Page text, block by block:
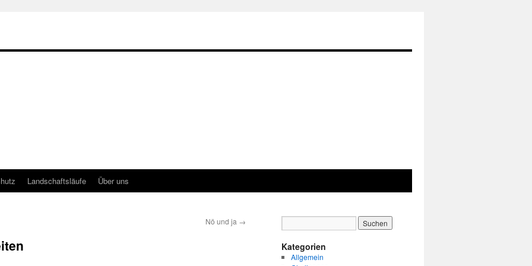
Landschaftsläufe Über uns
Nö und ja →
Kategorien
Allgemein